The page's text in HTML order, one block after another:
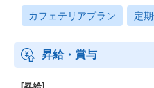
カフェテリアプラン 定
昇給・賞与